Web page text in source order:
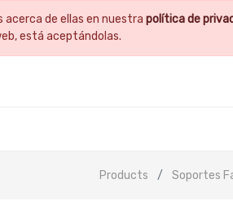
acerca de ellas en nuestrapolítica de
está aceptándolas.
Products Soportes